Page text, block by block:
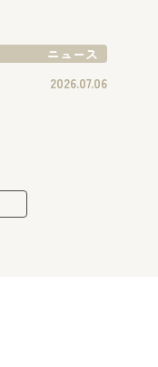
ニュース
2026.07.06